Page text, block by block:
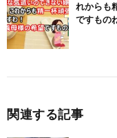
れからも
ですもの
関連する記事